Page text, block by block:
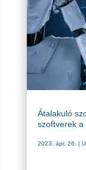
Átalakuló
szoftverek a
2023. ápr. 26. |